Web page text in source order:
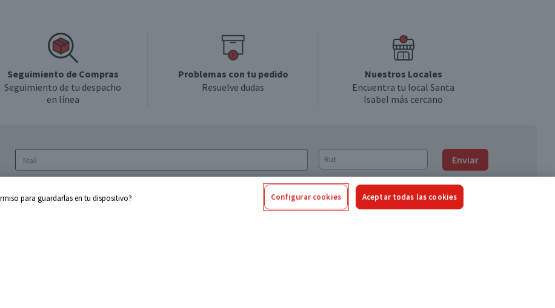
Seguimiento de Compras
Seguimiento de tu despacho
en línea
Problemas con tu pedido
Resuelve dudas
Nuestros Locales
Encuentra tu local Santa
Isabel más cercano
Enviar
de privacidad y de tratamiento de datos
para guardarlas en tu dispositivo? Configurar cookies Aceptar todas las cookies